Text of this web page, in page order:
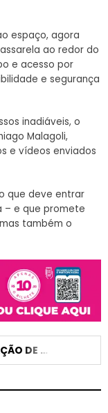
espaço, agora
ao redor do
e acesso por
e segurança
inadiáveis, o
Malagoli,
e vídeos enviados
que deve entrar
– e que promete
também o
ASSOCIAÇÃO DE FOLIAS DE REIS SE REÚNE PARA PREPARAR EVENTO BENEFICENTE EM SETEMBRO